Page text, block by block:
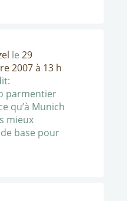
le 29
2007 à 13 h
parmentier
qu’à Munich
mieux
base pour